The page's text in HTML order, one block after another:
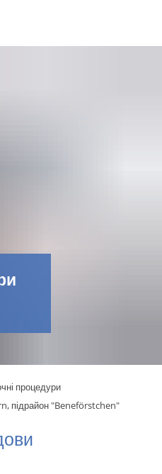
процедури
підрайон "Beneförstchen"